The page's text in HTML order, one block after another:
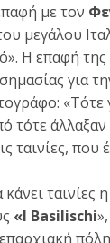
με τον
μεγάλου
Η επαφή
για
«Τότε
τότε
ταινίες, που
ταινίες
«Ι Basilischi
πόλη